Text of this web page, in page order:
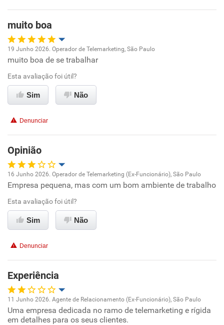
Não recomenda esta empresa
Não recomenda a diretoria
muito boa
Oportunidade de promoção
Ambiente de trabalho
Benefícios
Recomenda esta empresa
19 Junho 2026. Operador de Telemarketing, São Paulo
muito boa de se trabalhar
Esta avaliação foi útil?
Sim Não
Denunciar
Opinião
Oportunidade de promoção
Ambiente de trabalho
Benefícios
Não recomenda esta empresa
Não recomenda a diretoria
16 Junho 2026. Operador de Telemarketing (Ex-Funcionário), São Paulo
Empresa pequena, mas com um bom ambiente de trabalho
Esta avaliação foi útil?
Sim Não
Denunciar
Experiência
Oportunidade de promoção
11 Junho 2026. Agente de Relacionamento (Ex-Funcionário), São Paulo
Uma empresa dedicada no ramo de telemarketing e rígida
em detalhes para os seus clientes.